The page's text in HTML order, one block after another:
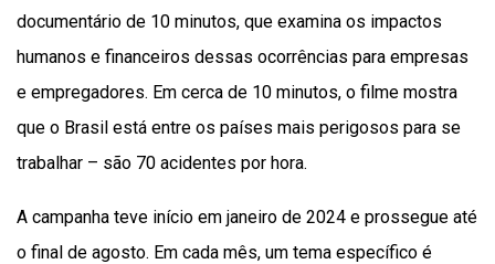
documentário de 10 minutos, que examina os impactos
humanos e financeiros dessas ocorrências para empresas
e empregadores. Em cerca de 10 minutos, o filme mostra
que o Brasil está entre os países mais perigosos para se
trabalhar – são 70 acidentes por hora.
A campanha teve início em janeiro de 2024 e prossegue até
o final de agosto. Em cada mês, um tema específico é